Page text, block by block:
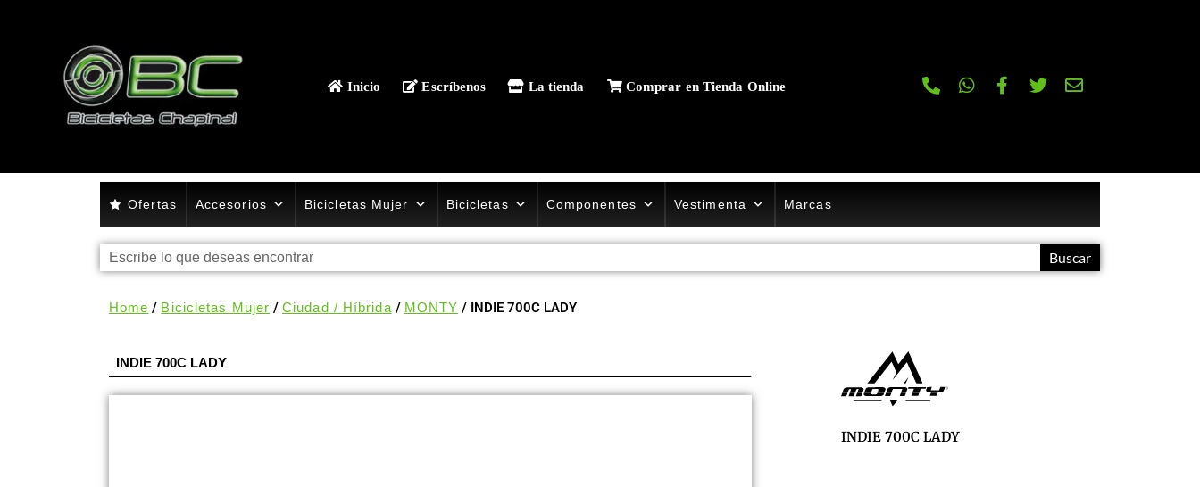
Inicio Escríbenos La tienda Comprar en Tienda Online
Ofertas Accesorios Bicicletas Mujer Bicicletas Componentes Vestimenta Marcas
Buscar
Home / Bicicletas Mujer /Ciudad / Híbrida/ MONTY / INDIE 700C LADY
INDIE 700C LADY
INDIE 700C LADY